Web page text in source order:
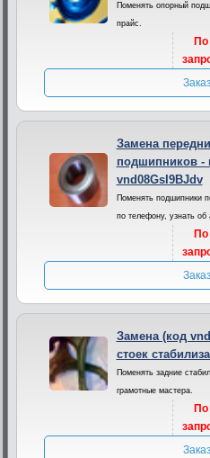
Поменять опорный
прайс.
По
Замена
подшипников -
vnd08GsI9BJdv
Поменять подшипники
по телефону, узнать об
По
Замена (код
стоек
Поменять задние
грамотные мастера.
По